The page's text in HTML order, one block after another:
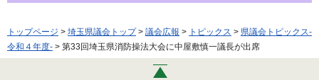
トップページ > 埼玉県議会トップ> 議会広報 > トピックス > 県議会トピックス-
令和４年度- > 第33回埼玉県消防操法大会に中屋敷慎一議長が出席